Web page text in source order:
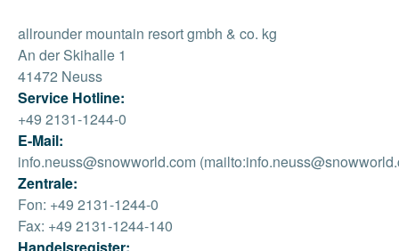
allrounder mountain resort gmbh & co. kg
An der Skihalle 1
41472 Neuss
Service Hotline:
+49 2131-1244-0
E-Mail:
info.neuss@snowworld.com
Zentrale:
Fon: +49 2131-1244-0
Fax: +49 2131-1244-140